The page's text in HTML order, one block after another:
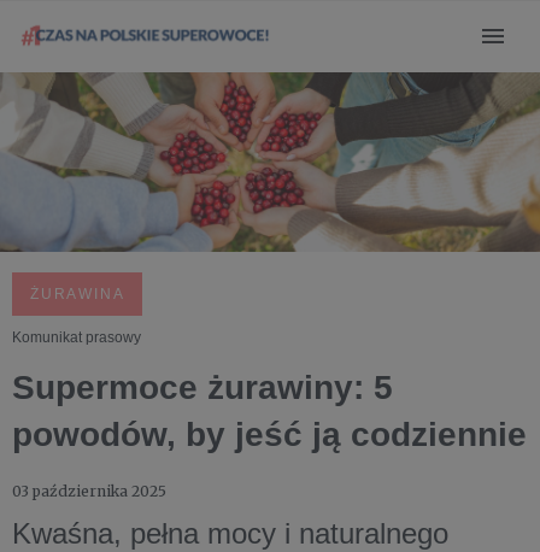
ŻURAWINA
Komunikat prasowy
Supermoce żurawiny: 5
powodów, by jeść ją codziennie
03 października 2025
Kwaśna, pełna mocy i naturalnego